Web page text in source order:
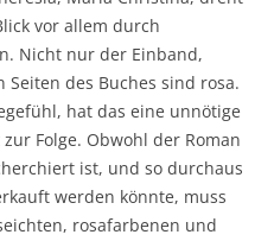
vor allem durch
Nicht nur der Einband,
des Buches sind rosa.
hat das eine unnötige
Folge. Obwohl der Roman
ist, und so durchaus
werden könnte, muss
rosafarbenen und